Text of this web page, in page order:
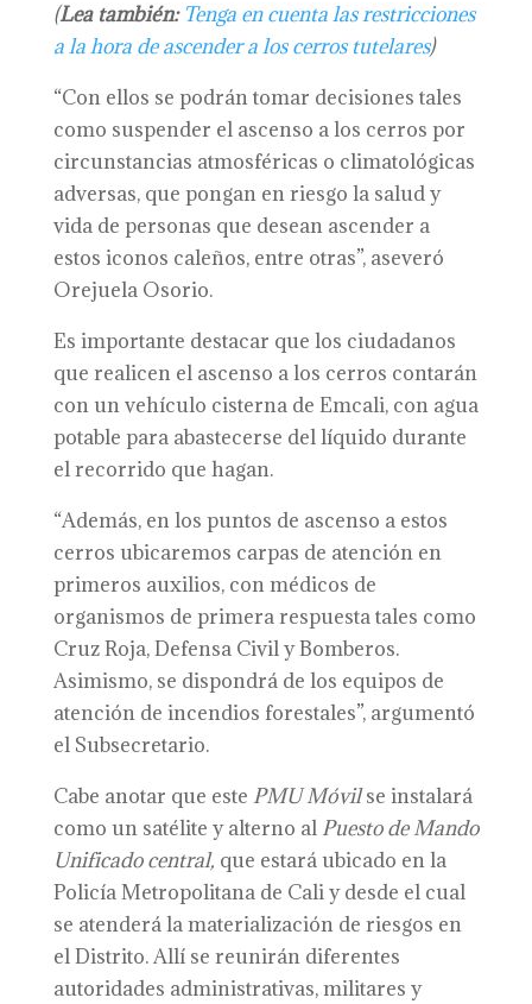
(Lea también: Tenga en cuenta las restricciones
a la hora de ascender a los cerros tutelares)
“Con ellos se podrán tomar decisiones tales
como suspender el ascenso a los cerros por
circunstancias atmosféricas o climatológicas
adversas, que pongan en riesgo la salud y
vida de personas que desean ascender a
estos iconos caleños, entre otras”, aseveró
Orejuela Osorio.
Es importante destacar que los ciudadanos
que realicen el ascenso a los cerros contarán
con un vehículo cisterna de Emcali, con agua
potable para abastecerse del líquido durante
el recorrido que hagan.
“Además, en los puntos de ascenso a estos
cerros ubicaremos carpas de atención en
primeros auxilios, con médicos de
organismos de primera respuesta tales como
Cruz Roja, Defensa Civil y Bomberos.
Asimismo, se dispondrá de los equipos de
atención de incendios forestales”, argumentó
el Subsecretario.
Cabe anotar que este PMU Móvilse instalará
como un satélite y alterno al Puesto de Mando
Unificado central, que estará ubicado en la
Policía Metropolitana de Cali y desde el cual
se atenderá la materialización de riesgos en
el Distrito. Allí se reunirán diferentes
autoridades administrativas, militares y